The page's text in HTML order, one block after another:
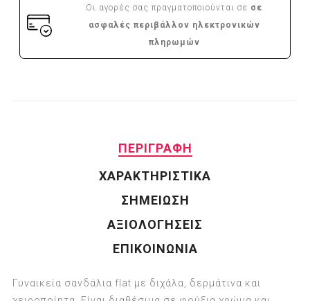
Οι αγορές σας πραγματοποιούνται σε σε
ασφαλές περιβάλλον ηλεκτρονικών
πληρωμών
ΠΕΡΙΓΡΑΦΗ
ΧΑΡΑΚΤΗΡΙΣΤΙΚΑ
ΣΗΜΕΙΩΣΗ
ΑΞΙΟΛΟΓΗΣΕΙΣ
ΕΠΙΚΟΙΝΩΝΙΑ
Γυναικεία σανδάλια flat με διχάλα, δερμάτινα και